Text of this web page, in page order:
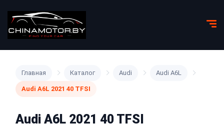
Главная Каталог Audi Audi A6L
Audi A6L 2021 40 TFSI
Audi A6L 2021 40 TFSI